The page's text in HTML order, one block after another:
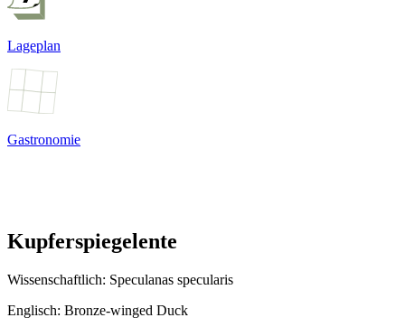
Lageplan
Gastronomie
Kupferspiegelente
Wissenschaftlich: Speculanas specularis
Englisch: Bronze-winged Duck